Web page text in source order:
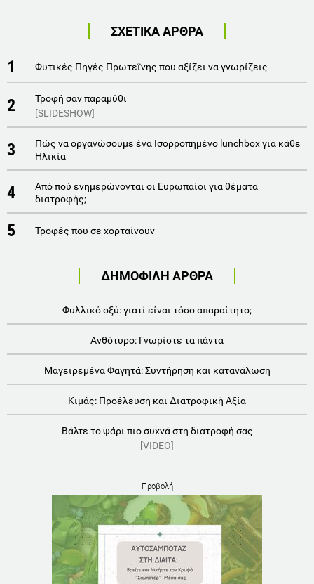
ΣΧΕΤΙΚΑ ΑΡΘΡΑ
1 Φυτικές Πηγές Πρωτεΐνης που αξίζει να γνωρίζεις
2
Τροφή σαν παραμύθι
[SLIDESHOW]
3
Πώς να οργανώσουμε ένα Ισορροπημένο lunchbox για κάθε
Ηλικία
4
Από πού ενημερώνονται οι Ευρωπαίοι για θέματα
διατροφής;
5 Τροφές που σε χορταίνουν
ΔΗΜΟΦΙΛΗ ΑΡΘΡΑ
Φυλλικό οξύ: γιατί είναι τόσο απαραίτητο;
Ανθότυρο: Γνωρίστε τα πάντα
Μαγειρεμένα Φαγητά: Συντήρηση και κατανάλωση
Κιμάς: Προέλευση και Διατροφική Αξία
Βάλτε το ψάρι πιο συχνά στη διατροφή σας
[VIDEO]
Προβολή